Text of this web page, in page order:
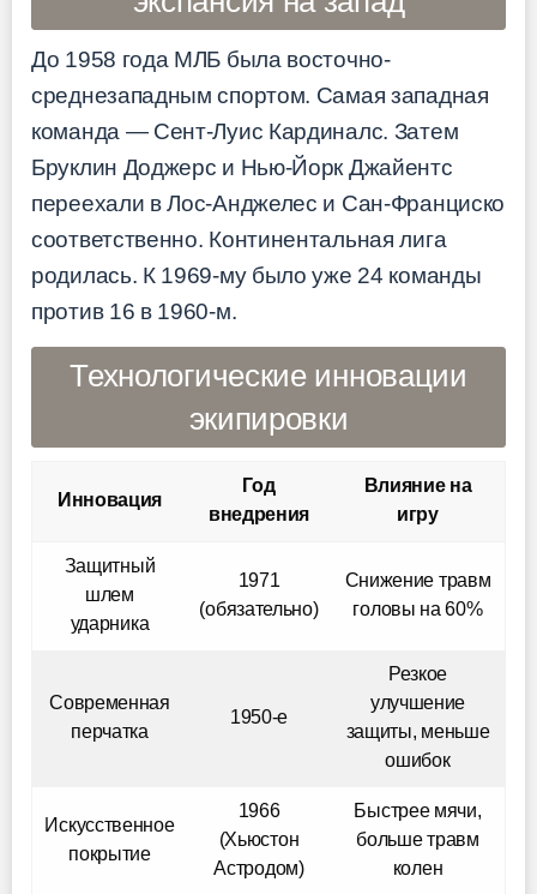
До 1958 года МЛБ была восточно-
среднезападным спортом. Самая западная
команда — Сент-Луис Кардиналс. Затем
Бруклин Доджерс и Нью-Йорк Джайентс
переехали в Лос-Анджелес и Сан-Франциско
соответственно. Континентальная лига
родилась. К 1969-му было уже 24 команды
против 16 в 1960-м.
Технологические инновации
экипировки
Инновация
Год
внедрения
Влияние на
игру
Защитный
шлем
ударника
1971
(обязательно)
Снижение травм
головы на 60%
Современная
перчатка
1950-е
Резкое
улучшение
защиты, меньше
ошибок
Искусственное
покрытие
1966
(Хьюстон
Астродом)
Быстрее мячи,
больше травм
колен